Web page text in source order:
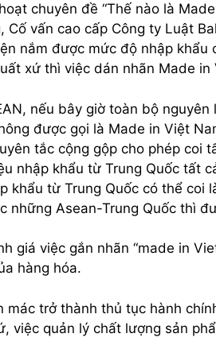
chuyên đề “Thế nào là
Cố vấn cao cấp Công ty Luật
nắm được mức độ nhập
xứ thì việc dán nhãn Made
nếu bây giờ toàn bộ
được gọi là Made in Việt
tắc cộng gộp cho phép coi
nhập khẩu từ Trung Quốc tất
khẩu từ Trung Quốc có thể coi
những Asean-Trung Quốc thì
giá việc gắn nhãn “made in
hàng hóa.
mác trở thành thủ tục hành
việc quản lý chất lượng sản